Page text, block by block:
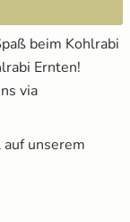
beim Kohlrabi
Ernten!
via
unserem